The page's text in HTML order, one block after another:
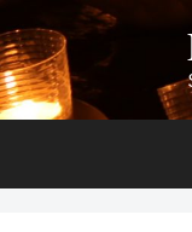
to
content